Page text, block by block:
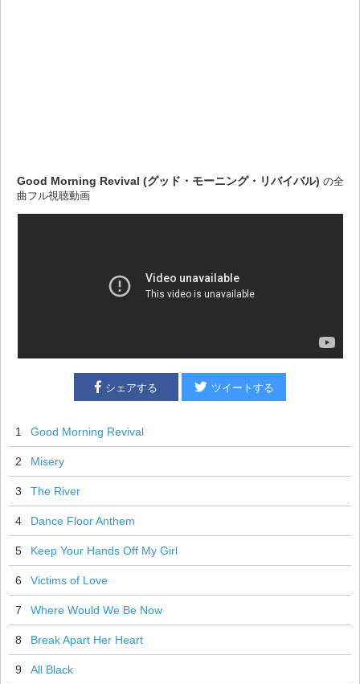
Good Morning Revival (グッド・モーニング・リバイバル) の全
曲フル視聴動画
シェアする ツイートする
1 Good Morning Revival
2 Misery
3 The River
4 Dance Floor Anthem
5 Keep Your Hands Off My Girl
6 Victims of Love
7 Where Would We Be Now
8 Break Apart Her Heart
9 All Black